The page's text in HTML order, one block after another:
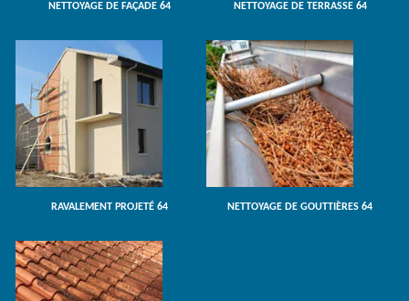
NETTOYAGE DE FAÇADE 64 NETTOYAGE DE TERRASSE 64
RAVALEMENT PROJETÉ 64 NETTOYAGE DE GOUTTIÈRES 64